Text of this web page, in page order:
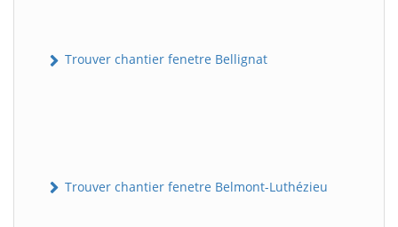
Trouver chantier fenetre Bellignat
Trouver chantier fenetre Belmont-Luthézieu